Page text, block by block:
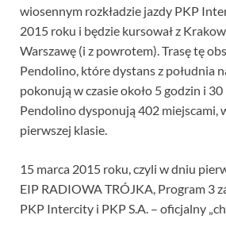
wiosennym rozkładzie jazdy PKP
2015 roku i będzie kursował z
Warszawę (i z powrotem). Trasę tę
Pendolino, które dystans z południa
pokonują w czasie około 5 godzin i 30
Pendolino dysponują 402 miejscami,
pierwszej klasie.
15 marca 2015 roku, czyli w dniu
EIP RADIOWA TRÓJKA, Program 3
PKP Intercity i PKP S.A. – oficjalny